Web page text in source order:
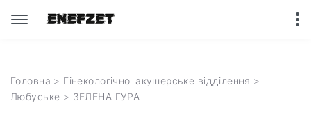
Головна > Гінекологічно-акушерське відділення >
Любуське > ЗЕЛЕНА ГУРА